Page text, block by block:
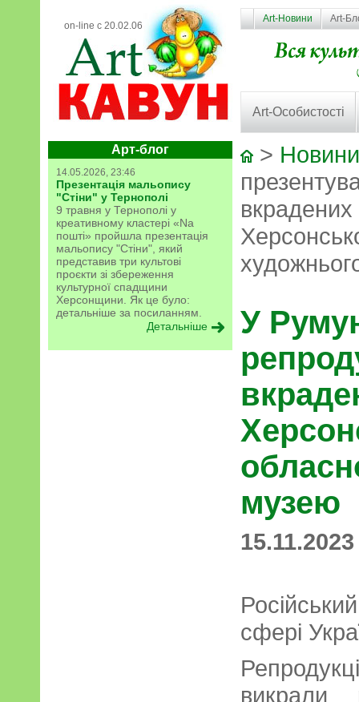
on-line с 20.02.06
Art-Новини Art-
Art-Особистості
Арт-блог
14.05.2026, 23:46
Презентація мальопису
"Стіни" у Тернополі
9 травня у Тернополі у
креативному кластері «Na
пошті» пройшла презентація
мальопису "Стіни", який
представив три культові
проєкти зі збереження
культурної спадщини
Херсонщини. Як це було:
детальніше за посиланням.
Детальніше
>
вкрадених
У
музею
сфері
викрали